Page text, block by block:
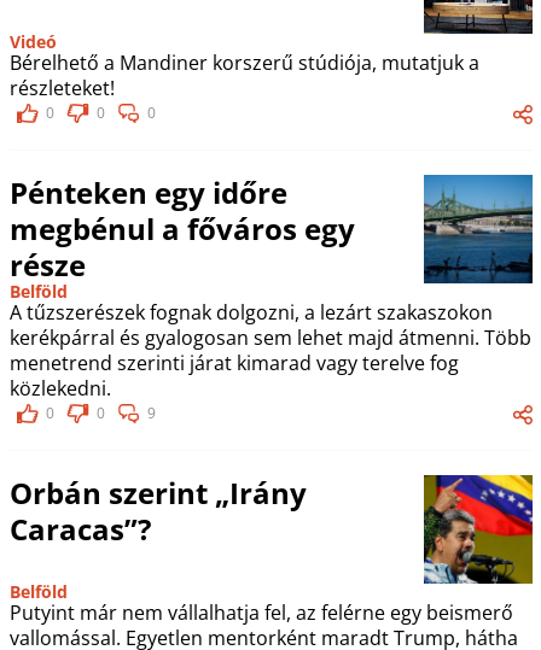
Videó
Bérelhető a Mandiner korszerű stúdiója, mutatjuk a
részleteket!
0 0 0
Pénteken egy időre
megbénul a főváros egy
része
Belföld
A tűzszerészek fognak dolgozni, a lezárt szakaszokon
kerékpárral és gyalogosan sem lehet majd átmenni. Több
menetrend szerinti járat kimarad vagy terelve fog
közlekedni.
0 0 9
Orbán szerint „Irány
Caracas”?
Belföld
Putyint már nem vállalhatja fel, az felérne egy beismerő
vallomással. Egyetlen mentorként maradt Trump, hátha